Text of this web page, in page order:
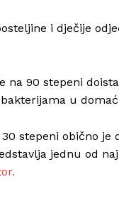
i dječije
na 90 stepeni
u
stepeni obično
jednu od